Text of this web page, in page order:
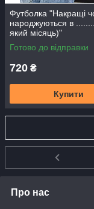
Футболка "Накращі
народжуються в
який місяць)"
Готово до відправки
720 ₴
Купити
Про нас